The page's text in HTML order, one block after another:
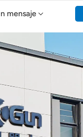
mensaje